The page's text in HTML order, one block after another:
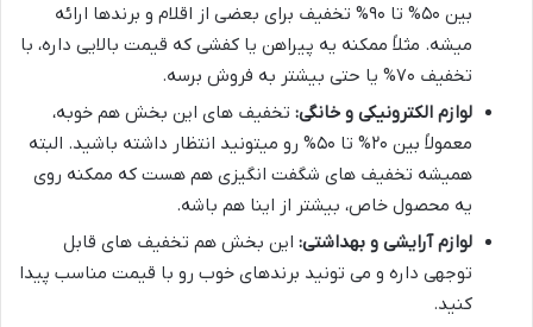
بین ۵۰% تا ۹۰% تخفیف برای بعضی از اقلام و برندها ارائه
میشه. مثلاً ممکنه یه پیراهن یا کفشی که قیمت بالایی داره، با
تخفیف ۷۰% یا حتی بیشتر به فروش برسه.
لوازم الکترونیکی و خانگی: تخفیف های این بخش هم خوبه،
معمولاً بین ۲۰% تا ۵۰% رو میتونید انتظار داشته باشید. البته
همیشه تخفیف های شگفت انگیزی هم هست که ممکنه روی
یه محصول خاص، بیشتر از اینا هم باشه.
لوازم آرایشی و بهداشتی: این بخش هم تخفیف های قابل
توجهی داره و می تونید برندهای خوب رو با قیمت مناسب پیدا
کنید.